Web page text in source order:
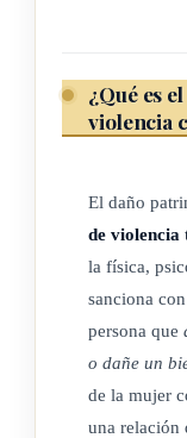
ARTÍCULO 8
Serán
punibles descritas
femicidio, y
a) Contra una
sensorial,
¿Qué es
violencia
El daño
de violencia
la física,
sanciona
persona que
o dañe un
de la mujer
una relación